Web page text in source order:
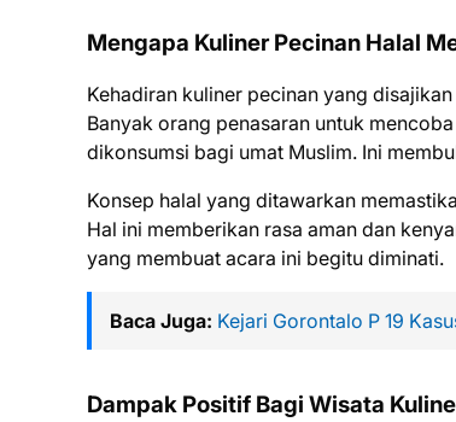
Mengapa Kuliner Pecinan Halal
Kehadiran kuliner pecinan yang
Banyak orang penasaran untuk
dikonsumsi bagi umat Muslim. Ini
Konsep halal yang ditawarkan
Hal ini memberikan rasa aman dan
yang membuat acara ini begitu diminati.
Baca Juga: Kejari Gorontalo P 19
Dampak Positif Bagi Wisata